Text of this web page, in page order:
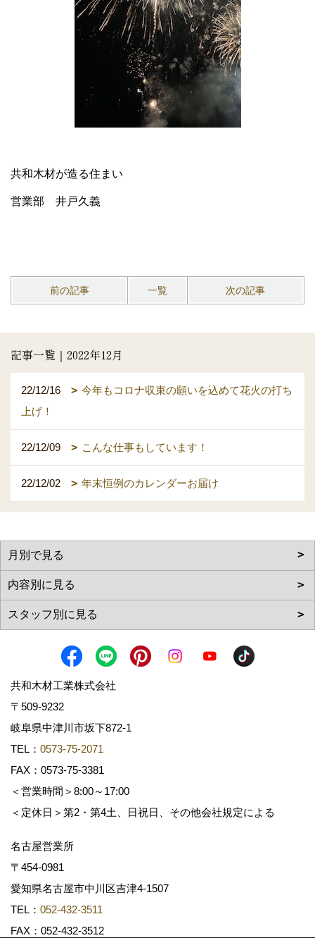
共和木材が造る住まい
営業部 井戸久義
前の記事 一覧 次の記事
記事一覧｜2022年12月
22/12/16
今年もコロナ収束の願いを込めて花火の打ち
上げ！
22/12/09 こんな仕事もしています！
22/12/02 年末恒例のカレンダーお届け
共和木材工業株式会社
〒509-9232
岐阜県中津川市坂下872‐1
TEL： 0573-75-2071
FAX：0573-75-3381
＜営業時間＞8:00～17:00
＜定休日＞第2・第4土、日祝日、その他会社規定による
名古屋営業所
〒454-0981
愛知県名古屋市中川区吉津4-1507
TEL： 052-432-3511
FAX：052-432-3512